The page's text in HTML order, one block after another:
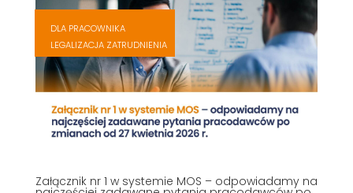
Załącznik nr 1 w systemie MOS – odpowiadamy na
DLA PRACOWNIKA
,
LEGALIZACJA ZATRUDNIENIA
,